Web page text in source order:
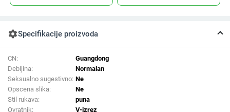
settingsSpecifikacije proizvoda
CN:
Guangdong
Debljina:
Normalan
Seksualno sugestivno: Ne
Opscena slika:
Ne
Stil rukava:
puna
Ovratnik:
V-izrez